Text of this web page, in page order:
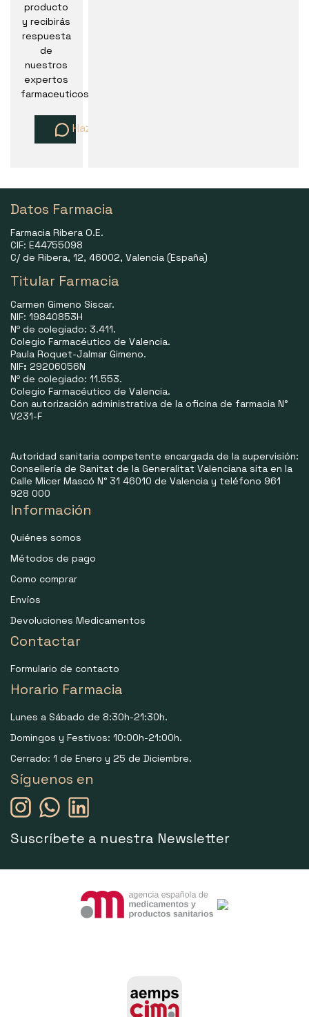
producto
y recibirás
respuesta
de
nuestros
expertos
farmaceuticos
Haz una pregunta
Datos Farmacia
Farmacia Ribera O.E.
CIF: E44755098
C/ de Ribera, 12, 46002, Valencia (España)
Titular Farmacia
Carmen Gimeno Siscar.
NIF: 19840853H
Nº de colegiado: 3.411.
Colegio Farmacéutico de Valencia.
Paula Roquet-Jalmar Gimeno.
NIF: 29206056N
Nº de colegiado: 11.553.
Colegio Farmacéutico de Valencia.
Con autorización administrativa de la oficina de farmacia N°
V231-F
Autoridad sanitaria competente encargada de la supervisión:
Consellería de Sanitat de la Generalitat Valenciana sita en la
Calle Micer Mascó N° 31 46010 de Valencia y teléfono 961
928 000
Información
Quiénes somos
Métodos de pago
Como comprar
Envíos
Devoluciones Medicamentos
Contactar
Formulario de contacto
Horario Farmacia
Lunes a Sábado de 8:30h-21:30h.
Domingos y Festivos: 10:00h-21:00h.
Cerrado: 1 de Enero y 25 de Diciembre.
Síguenos en
Suscríbete a nuestra Newsletter